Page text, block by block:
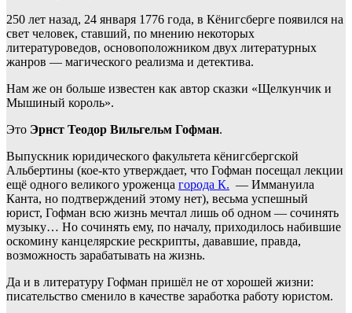
250 лет назад, 24 января 1776 года, в Кёнигсберге появился на
свет человек, ставший, по мнению некоторых
литературоведов, основоположником двух литературных
жанров — магического реализма и детектива.
Нам же он больше известен как автор сказки «Щелкунчик и
Мышиный король».
Это Эрнст Теодор Вильгельм Гофман.
Выпускник юридического факультета кёнигсбергской
Альбертины (кое-кто утверждает, что Гофман посещал лекции
ещё одного великого уроженца города К. — Иммануила
Канта, но подтверждений этому нет), весьма успешный
юрист, Гофман всю жизнь мечтал лишь об одном — сочинять
музыку… Но сочинять ему, по началу, приходилось набившие
оскомину канцелярские рескрипты, дававшие, правда,
возможность зарабатывать на жизнь.
Да и в литературу Гофман пришёл не от хорошей жизни:
писательство сменило в качестве заработка работу юристом.